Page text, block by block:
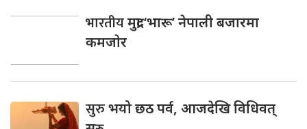
भारतीयमुद्रा ‘भारू’ नेपाली बजारमा
कमजाेर
सुरुभयो छठ पर्व, आजदेखि विधिवत्